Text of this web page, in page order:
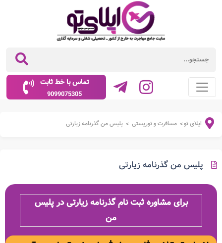
تماس با خط ثابت
9099075305
اپلای تو> مسافرت و توریستی > پلیس من گذرنامه زیارتی
پلیس من گذرنامه زیارتی
برای مشاوره ثبت نام گذرنامه زیارتی در پلیس
من